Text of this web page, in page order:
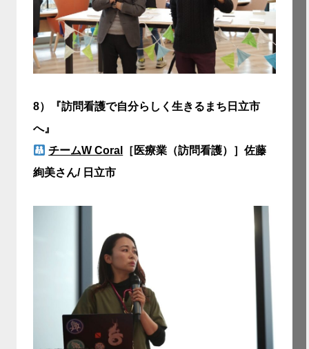
8）
『訪問看護で自分らしく生きるまち日立市
へ』
チームW Coral
［医療業（訪問看護）］佐藤
絢美さん/ 日立市